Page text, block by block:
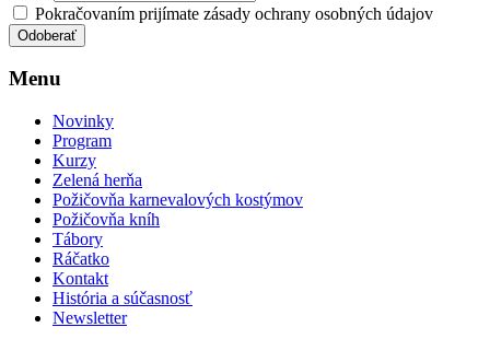
Pokračovaním prijímate zásady ochrany osobných údajov
Menu
Novinky
Program
Kurzy
Zelená herňa
Požičovňa karnevalových kostýmov
Požičovňa kníh
Tábory
Ráčatko
Kontakt
História a súčasnosť
Newsletter